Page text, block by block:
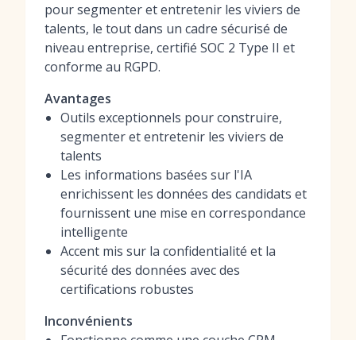
pour segmenter et entretenir les viviers de
talents, le tout dans un cadre sécurisé de
niveau entreprise, certifié SOC 2 Type II et
conforme au RGPD.
Avantages
Outils exceptionnels pour construire,
segmenter et entretenir les viviers de
talents
Les informations basées sur l'IA
enrichissent les données des candidats et
fournissent une mise en correspondance
intelligente
Accent mis sur la confidentialité et la
sécurité des données avec des
certifications robustes
Inconvénients